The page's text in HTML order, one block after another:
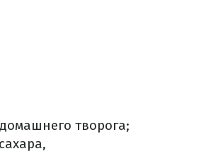
творога;